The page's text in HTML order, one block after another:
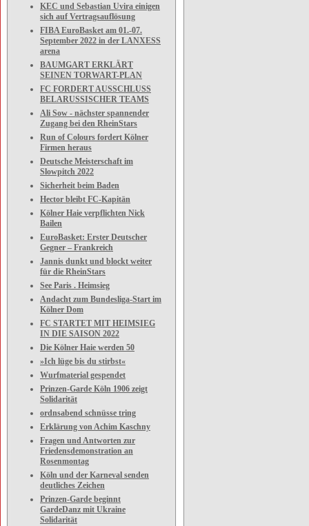
KEC und Sebastian Uvira einigen
sich auf Vertragsauflösung
FIBA EuroBasket am 01.-07.
September 2022 in der LANXESS
arena
BAUMGART ERKLÄRT
SEINEN TORWART-PLAN
FC FORDERT AUSSCHLUSS
BELARUSSISCHER TEAMS
Ali Sow - nächster spannender
Zugang bei den RheinStars
Run of Colours fordert Kölner
Firmen heraus
Deutsche Meisterschaft im
Slowpitch 2022
Sicherheit beim Baden
Hector bleibt FC-Kapitän
Kölner Haie verpflichten Nick
Bailen
EuroBasket: Erster Deutscher
Gegner – Frankreich
Jannis dunkt und blockt weiter
für die RheinStars
See Paris . Heimsieg
Andacht zum Bundesliga-Start im
Kölner Dom
FC STARTET MIT HEIMSIEG
IN DIE SAISON 2022
Die Kölner Haie werden 50
»Ich lüge bis du stirbst«
Wurfmaterial gespendet
Prinzen-Garde Köln 1906 zeigt
Solidarität
ordnsabend schnüsse tring
Erklärung von Achim Kaschny
Fragen und Antworten zur
Friedensdemonstration an
Rosenmontag
Köln und der Karneval senden
deutliches Zeichen
Prinzen-Garde beginnt
GardeDanz mit Ukraine
Solidarität